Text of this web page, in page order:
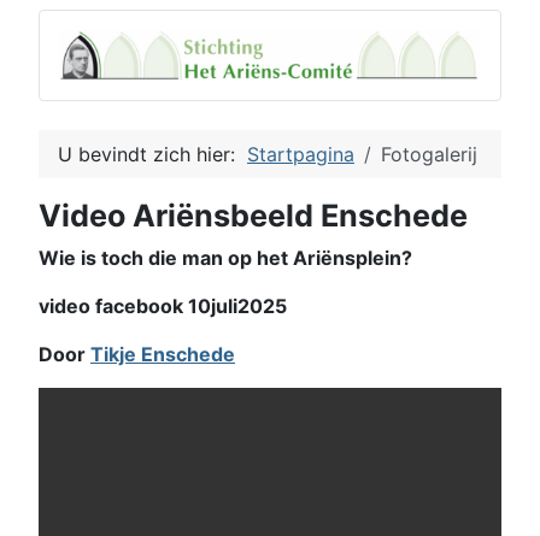
U bevindt zich hier: Startpagina Fotogalerij
Video Ariënsbeeld Enschede
Wie is toch die man op het Ariënsplein?
video facebook 10juli2025
Door Tikje Enschede